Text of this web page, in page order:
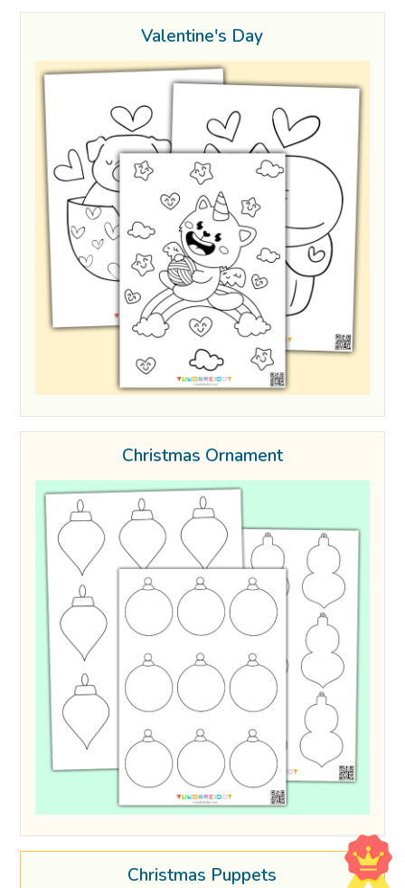
Valentine's Day
Christmas Ornament
Christmas Puppets